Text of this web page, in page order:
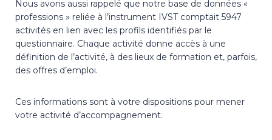
Nous avons aussi rappelé que notre base de données «
professions » reliée à l’instrument IVST comptait 5947
activités en lien avec les profils identifiés par le
questionnaire. Chaque activité donne accès à une
définition de l’activité, à des lieux de formation et, parfois,
des offres d’emploi.
Ces informations sont à votre dispositions pour mener
votre activité d’accompagnement.